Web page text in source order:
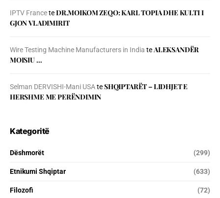
IPTV FranceteDR.MOIKOM ZEQO: KARL TOPIA DHE KULTI I
GJON VLADIMIRIT
Wire Testing Machine Manufacturers in India teALEKSANDËR
MOISIU …
Selman DERVISHI-Mani USAteSHQIPTARËT – LIDHJET E
HERSHME ME PERËNDIMIN
Kategoritë
Dëshmorët (299)
Etnikumi Shqiptar (633)
Filozofi (72)